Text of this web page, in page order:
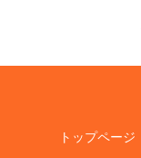
トップページ